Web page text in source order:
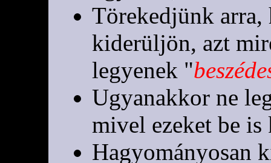
Törekedjünk
kiderüljön, azt
legyenek "
Ugyanakkor ne
mivel ezeket be
Hagyományosan